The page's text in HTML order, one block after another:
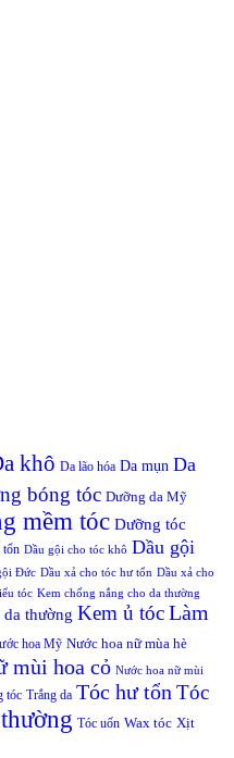
khô Da lão hóa Da mụn Da
bóng tóc Dưỡng da Mỹ
mềm tóc Dưỡng tóc
tổn Dầu gội cho tóc khô Dầu gội
Đức Dầu xả cho tóc hư tổn Dầu xả cho
tóc Kem chống nắng cho da thường
thường Kem ủ tócLàm
hoa Mỹ Nước hoa nữ mùa hè
mùi hoa cỏ Nước hoa nữ mùi
tóc Trắng da Tóc hư tổn Tóc
Tóc uốn Wax tóc Xịt